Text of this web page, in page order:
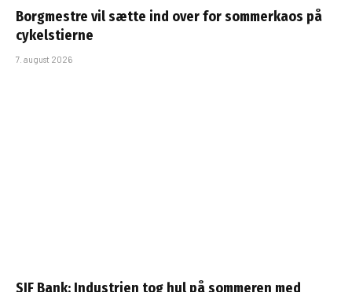
Borgmestre vil sætte ind over for sommerkaos på
cykelstierne
7. august 2026
SJF Bank: Industrien tog hul på sommeren med